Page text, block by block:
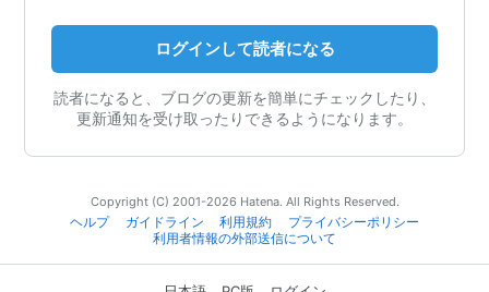
ログインして読者になる
読者になると、ブログの更新を簡単にチェックしたり、
更新通知を受け取ったりできるようになります。
Copyright (C) 2001-2026 Hatena. All Rights Reserved.
ヘルプ
ガイドライン 利用規約
プライバシーポリシー
利用者情報の外部送信について